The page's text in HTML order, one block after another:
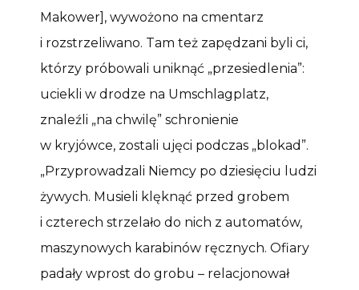
Makower], wywożono na cmentarz
i rozstrzeliwano. Tam też zapędzani byli ci,
którzy próbowali uniknąć „przesiedlenia”:
uciekli w drodze na Umschlagplatz,
znaleźli „na chwilę” schronienie
w kryjówce, zostali ujęci podczas „blokad”.
„Przyprowadzali Niemcy po dziesięciu ludzi
żywych. Musieli klęknąć przed grobem
i czterech strzelało do nich z automatów,
maszynowych karabinów ręcznych. Ofiary
padały wprost do grobu – relacjonował